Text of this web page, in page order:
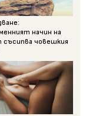
начин на
човешкия